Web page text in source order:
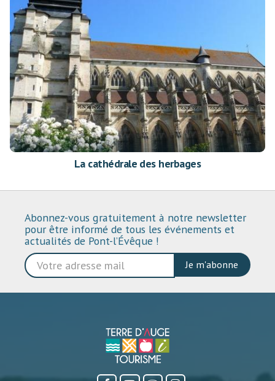
La cathédrale des herbages
Abonnez-vous gratuitement à notre newsletter
pour être informé de tous les événements et
actualités de Pont-l’Évêque !
Je m'abonne